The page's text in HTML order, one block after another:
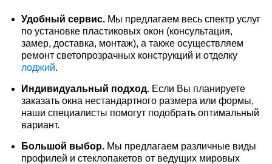
Удобный сервис. Мы предлагаем весь спектр услуг
по установке пластиковых окон (консультация,
замер, доставка, монтаж), а также осуществляем
ремонт светопрозрачных конструкций и отделку
лоджий.
Индивидуальный подход. Если Вы планируете
заказать окна нестандартного размера или формы,
наши специалисты помогут подобрать оптимальный
вариант.
Большой выбор. Мы предлагаем различные виды
профилей и стеклопакетов от ведущих мировых